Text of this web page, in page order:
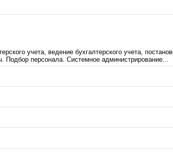
учета, ведение бухгалтерского учета,
персонала. Системное администрирование...